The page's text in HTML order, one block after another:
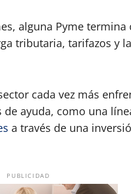
alguna Pyme
tributaria, tarifazos y
cada vez más
ayuda, como una
a través de una
PUBLICIDAD